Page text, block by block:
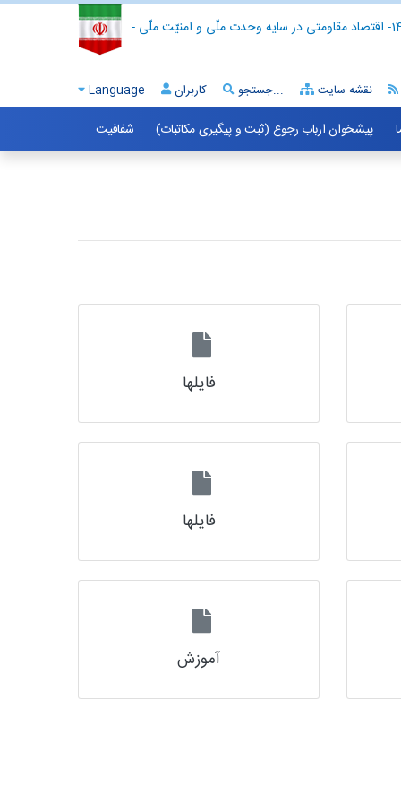
- اقتصاد مقاومتی در سایه وحدت ملّی و امنیّت ملّی -
Language کاربران جستجو... نقشه سایت
پیشخوان ارباب رجوع (ثبت و پیگیری مکاتبات) شفافیت
فایلها
فایلها
آموزش